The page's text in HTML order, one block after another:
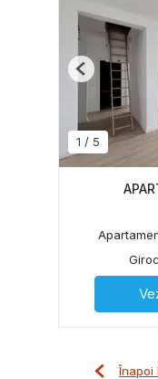
1 / 5
Previous
Giroc
Înapoi